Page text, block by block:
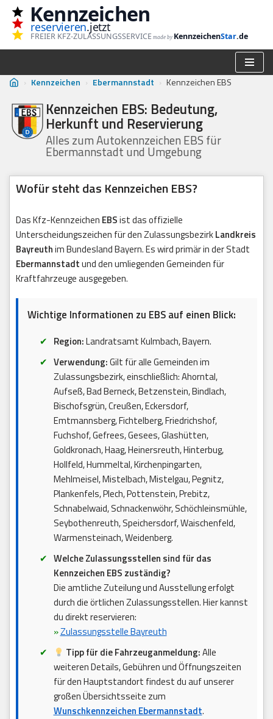
Zum
Inhalt
Kennzeichen
reservieren.jetzt
FREIER KFZ-ZULASSUNGSSERVICE made by KennzeichenStar.de
› Kennzeichen › Ebermannstadt › Kennzeichen EBS
Kennzeichen EBS: Bedeutung,
Herkunft und Reservierung
Alles zum Autokennzeichen EBS für
Ebermannstadt und Umgebung
Wofür steht das Kennzeichen EBS?
Das Kfz-Kennzeichen EBSist das offizielle
Unterscheidungszeichen für den ZulassungsbezirkLandkreis
Bayreuthim Bundesland Bayern. Es wird primär in der Stadt
Ebermannstadtund den umliegenden Gemeinden für
Kraftfahrzeuge ausgegeben.
Wichtige Informationen zu EBS auf einen Blick:
Region:Landratsamt Kulmbach, Bayern.
Verwendung:Gilt für alle Gemeinden im
Zulassungsbezirk, einschließlich: Ahorntal,
Aufseß, Bad Berneck, Betzenstein, Bindlach,
Bischofsgrün, Creußen, Eckersdorf,
Emtmannsberg, Fichtelberg, Friedrichshof,
Fuchshof, Gefrees, Gesees, Glashütten,
Goldkronach, Haag, Heinersreuth, Hinterbug,
Hollfeld, Hummeltal, Kirchenpingarten,
Mehlmeisel, Mistelbach, Mistelgau, Pegnitz,
Plankenfels, Plech, Pottenstein, Prebitz,
Schnabelwaid, Schnackenwöhr, Schöchleinsmühle,
Seybothenreuth, Speichersdorf, Waischenfeld,
Warmensteinach, Weidenberg.
Welche Zulassungsstellen sind für das
Kennzeichen EBS zuständig?
Die amtliche Zuteilung und Ausstellung erfolgt
durch die örtlichen Zulassungsstellen. Hier kannst
du direkt reservieren:
»Zulassungsstelle Bayreuth
Tipp für die Fahrzeuganmeldung:Alle
weiteren Details, Gebühren und Öffnungszeiten
für den Hauptstandort findest du auf unserer
großen Übersichtsseite zum
Wunschkennzeichen Ebermannstadt.